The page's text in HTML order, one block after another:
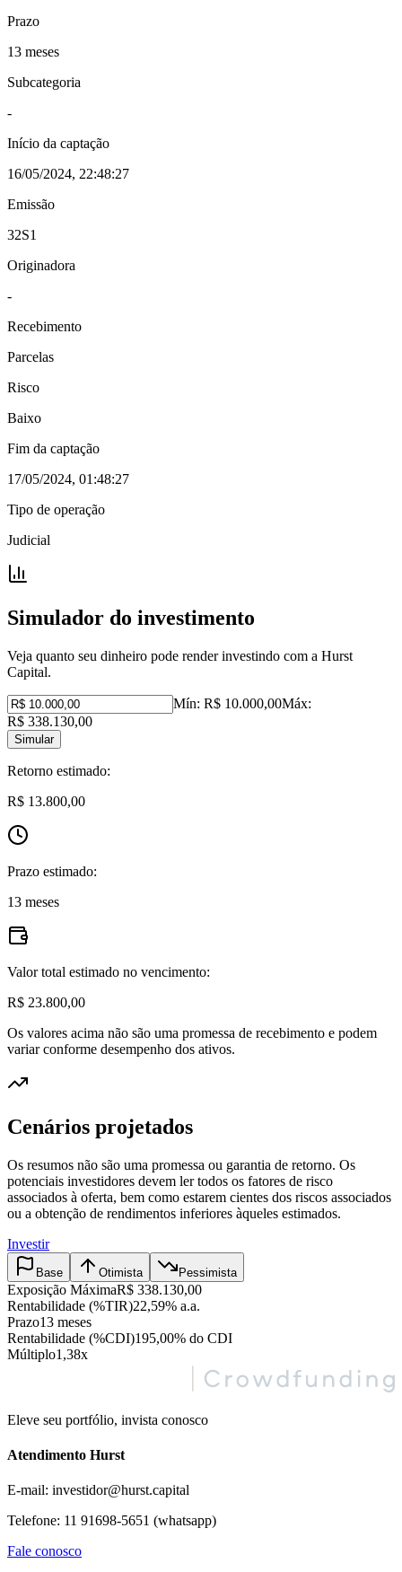
Prazo
13 meses
Subcategoria
-
Início da captação
16/05/2024, 22:48:27
Emissão
32S1
Originadora
-
Recebimento
Parcelas
Risco
Baixo
Fim da captação
17/05/2024, 01:48:27
Tipo de operação
Judicial
Simulador do investimento
Veja quanto seu dinheiro pode render investindo com a Hurst
Capital.
Mín: R$ 10.000,00Máx:
R$ 338.130,00
Simular
Retorno estimado:
R$ 13.800,00
Prazo estimado:
13 meses
Valor total estimado no vencimento:
R$ 23.800,00
Os valores acima não são uma promessa de recebimento e podem
variar conforme desempenho dos ativos.
Cenários projetados
Os resumos não são uma promessa ou garantia de retorno. Os
potenciais investidores devem ler todos os fatores de risco
associados à oferta, bem como estarem cientes dos riscos associados
ou a obtenção de rendimentos inferiores àqueles estimados.
Investir
Base Otimista Pessimista
Exposição MáximaR$ 338.130,00
Rentabilidade (%TIR)22,59% a.a.
Prazo13 meses
Rentabilidade (%CDI)195,00% do CDI
Múltiplo1,38x
Eleve seu portfólio, invista conosco
Atendimento Hurst
E-mail: investidor@hurst.capital
Telefone: 11 91698-5651 (whatsapp)
Fale conosco